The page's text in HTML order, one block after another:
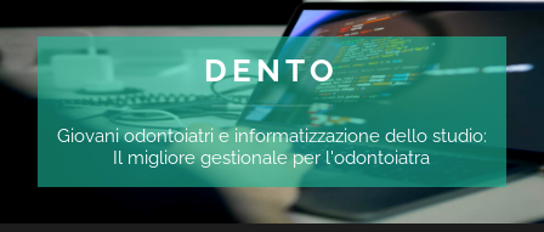
DENTO
Giovani odontoiatri e informatizzazione dello studio:
Il migliore gestionale per l'odontoiatra